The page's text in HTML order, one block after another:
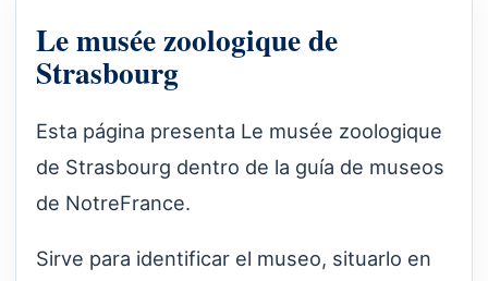
Le musée zoologique de
Strasbourg
Esta página presenta Le musée zoologique
de Strasbourg dentro de la guía de museos
de NotreFrance.
Sirve para identificar el museo, situarlo en